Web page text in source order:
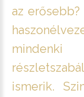
az
ismerik.